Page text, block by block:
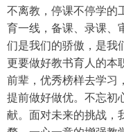
不离教，停课不停学的
育一线，备课、录课、
们是我们的骄傲，是我
更要做好教书育人的本
前辈，优秀榜样去学习
提前做好做优。不忘初
献。面对未来的挑战，